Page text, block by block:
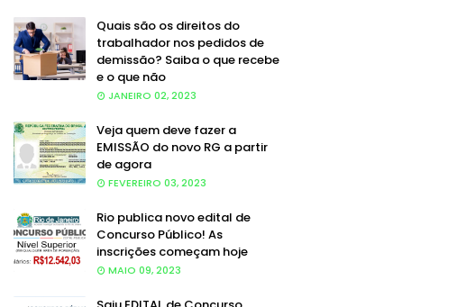
Quais são os direitos do
trabalhador nos pedidos de
demissão? Saiba o que recebe
e o que não
JANEIRO 02, 2023
Veja quem deve fazer a
EMISSÃO do novo RG a partir
de agora
FEVEREIRO 03, 2023
Rio publica novo edital de
Concurso Público! As
inscrições começam hoje
MAIO 09, 2023